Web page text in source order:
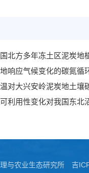
北方多年冻土区泥炭地
响应气候变化的碳氮循
对大兴安岭泥炭地土壤
利用性变化对我国东北
与农业生态研究所 吉